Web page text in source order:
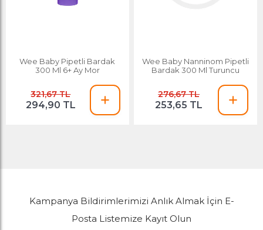
Wee Baby Pipetli Bardak
300 Ml 6+ Ay Mor
321,67 TL
294,90 TL
Wee Baby Nanninom Pipetli
Bardak 300 Ml Turuncu
276,67 TL
253,65 TL
Kampanya Bildirimlerimizi Anlık Almak İçin E-
Posta Listemize Kayıt Olun